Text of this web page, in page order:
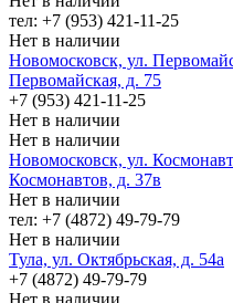
тел: +7 (953) 421-11-25
Нет в наличии
Новомосковск, ул.
Первомайская, д. 75
+7 (953) 421-11-25
Нет в наличии
Нет в наличии
Новомосковск, ул.
Космонавтов, д. 37в
Нет в наличии
тел: +7 (4872) 49-79-79
Нет в наличии
Тула, ул. Октябрьская, д. 54а
+7 (4872) 49-79-79
Нет в наличии